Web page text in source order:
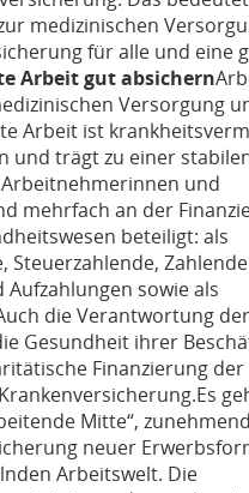
medizinischen
für alle und eine
Arbeit gut absichern
Versorgung
Arbeit ist
und trägt zu einer
und
mehrfach an der
beteiligt: als
Steuerzahlende,
sowie als
die Verantwortung der
Gesundheit ihrer
Finanzierung der
Mitte“,
neuer
Arbeitswelt. Die